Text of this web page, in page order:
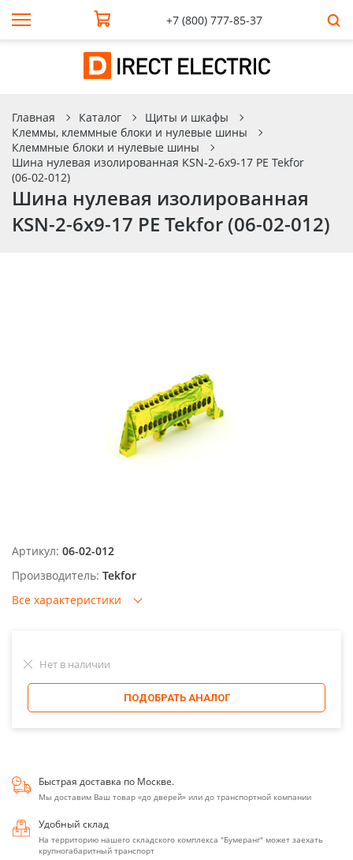
+7 (800) 777-85-37
Главная Каталог
Щиты и шкафы
Клеммы, клеммные блоки и нулевые шины
Клеммные блоки и нулевые шины
Шина нулевая изолированная KSN-2-6x9-17 PE Tekfor
(06-02-012)
Шина нулевая изолированная
KSN-2-6x9-17 PE Tekfor (06-02-012)
Артикул: 06-02-012
Производитель: Tekfor
Все характеристики
Нет в наличии
ПОДОБРАТЬ АНАЛОГ
Быстрая доставка по Москве.
Мы доставим Ваш товар «до дверей» или до транспортной компании
Удобный склад
На территорию нашего складского комплекса "Бумеранг" может заехать
крупногабаритный транспорт